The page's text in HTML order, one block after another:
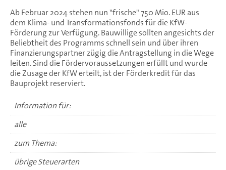
Ab Februar 2024 stehen nun "frische" 750 Mio. EUR aus
dem Klima- und Transformationsfonds für die KfW-
Förderung zur Verfügung. Bauwillige sollten angesichts der
Beliebtheit des Programms schnell sein und über ihren
Finanzierungspartner zügig die Antragstellung in die Wege
leiten. Sind die Fördervoraussetzungen erfüllt und wurde
die Zusage der KfW erteilt, ist der Förderkredit für das
Bauprojekt reserviert.
Information für:
alle
zum Thema:
übrige Steuerarten